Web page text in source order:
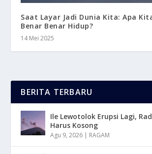
Saat Layar Jadi Dunia Kita: Apa
Benar Benar Hidup?
14 Mei 2025
BERITA TERBARU
Ile Lewotolok Erupsi Lagi,
Harus Kosong
Agu 9, 2026 | RAGAM